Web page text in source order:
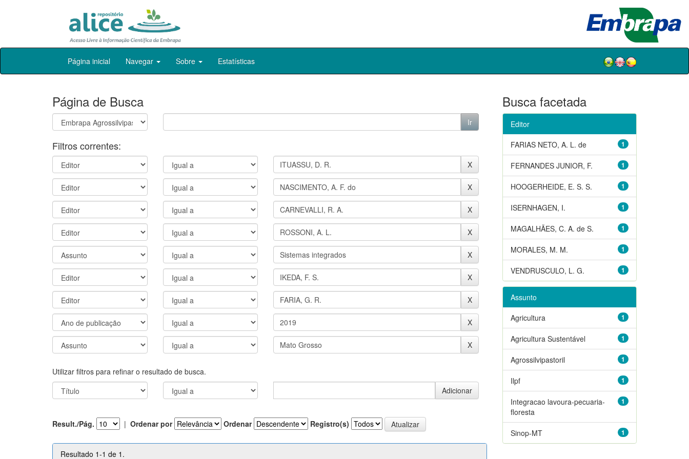
Skip
Página inicial Navegar Sobre Estatísticas
Página de Busca
Filtros correntes:
Utilizar filtros para refinar o resultado de busca.
Result./Pág. | Ordenar por Ordenar Registro(s)
Resultado 1-1 de 1.
Busca facetada
Editor
1
FARIAS NETO, A. L. de
1
FERNANDES JUNIOR, F.
1
HOOGERHEIDE, E. S. S.
1
ISERNHAGEN, I.
1
MAGALHÃES, C. A. de S.
1
MORALES, M. M.
1
VENDRUSCULO, L. G.
Assunto
1
Agricultura
1
Agricultura Sustentável
1
Agrossilvipastoril
1
Ilpf
1
Integracao lavoura-pecuaria-
floresta
1
Sinop-MT